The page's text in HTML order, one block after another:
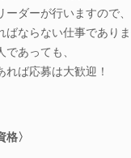
ダーが行いますので、
ならない仕事でありま
あっても、
れば応募は大歓迎！
〉